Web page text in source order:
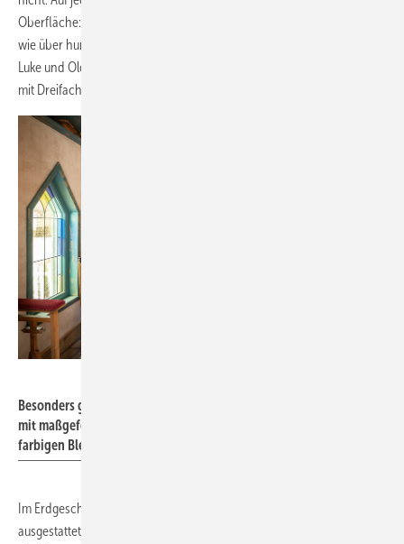
Oberfläche: Alle wurden nachträglich auf "alt" getrimmt und sehen aus
wie über hundert Jahre alte Saloon-Fenster aus der Zeit von Lucky
Luke und Old Shatterhand. Dahinter steckt aber modernste Technik
mit Dreifachverglasung und allem Schnickschnack.
Besonders gelungen ist die Westernkapelle "Chapel San Antonio"
mit maßgefertigten Spitzbogenfenstern und handgefertigten,
farbigen Bleiverglasungen.
Im Erdgeschoss sind alle Elemente mit Sicherheitsverglasungen
ausgestattet – ein Detail, das in einer echten Westernstadt auch schon